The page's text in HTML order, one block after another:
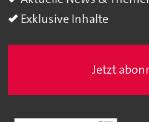
Exklusive Inhalte
Jetzt